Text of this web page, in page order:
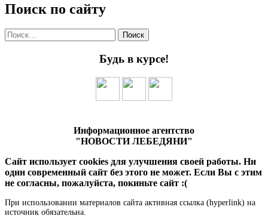
Поиск по сайту
Найти:
Будь в курсе!
Информационное агентство
"НОВОСТИ ЛЕБЕДЯНИ"
Сайт использует cookies для улучшения своей работы. Ни
один современный сайт без этого не может. Если Вы с этим
не согласны, пожалуйста, покиньте сайт :(
При использовании материалов сайта активная ссылка (hyperlink) на
источник обязательна.